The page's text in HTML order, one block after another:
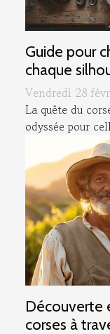
Guide pour
chaque
Vendredi 28
La quête du
odyssée pour
Découverte
corses à